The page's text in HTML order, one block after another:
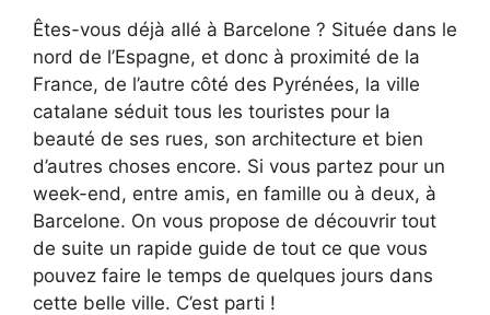
Êtes-vous déjà allé à Barcelone ? Située dans le
nord de l’Espagne, et donc à proximité de la
France, de l’autre côté des Pyrénées, la ville
catalane séduit tous les touristes pour la
beauté de ses rues, son architecture et bien
d’autres choses encore. Si vous partez pour un
week-end, entre amis, en famille ou à deux, à
Barcelone. On vous propose de découvrir tout
de suite un rapide guide de tout ce que vous
pouvez faire le temps de quelques jours dans
cette belle ville. C’est parti !